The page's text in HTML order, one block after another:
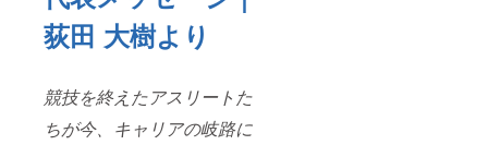
荻田 大樹より
競技を終えたアスリートた
ちが今、キャリアの岐路に